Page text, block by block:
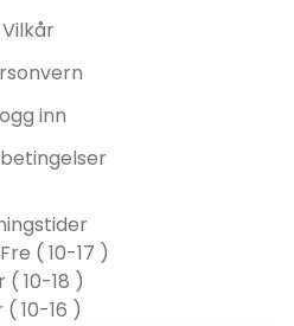
Vilkår
inn
( 10-17 )
( 10-18 )
( 10-16 )